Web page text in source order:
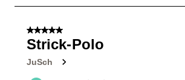
sur
avis.
5 sur 5 étoiles.
Strick-Polo
JuSch